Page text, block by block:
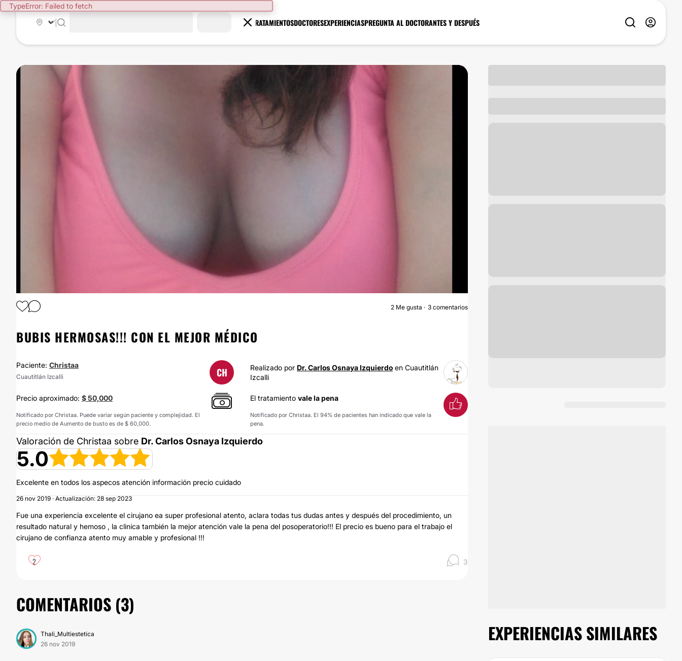
TypeError: Failed to fetch
TRATAMIENTOSDOCTORESEXPERIENCIASPREGUNTA AL DOCTORANTES Y DESPUÉS
AUMENTO DE BUSTO
2 Me gusta 3 comentarios
BUBIS HERMOSAS!!! CON EL MEJOR MÉDICO
Paciente: Christaa
Cuautitlán Izcalli CH Realizado por Dr. Carlos Osnaya Izquierdo en Cuautitlán
Izcalli
Precio aproximado: $ 50,000
Notificado por Christaa. Puede variar según paciente y complejidad. El
precio medio de Aumento de busto es de $ 60,000.
El tratamiento vale la pena
Notificado por Christaa. El 94% de pacientes han indicado que vale la
pena.
Valoración de Christaa sobre Dr. Carlos Osnaya Izquierdo
5.0
Excelente en todos los aspecos atención información precio cuidado
26 nov 2019 · Actualización: 28 sep 2023
Fue una experiencia excelente el cirujano ea super profesional atento, aclara todas tus dudas antes y después del procedimiento, un
resultado natural y hemoso , la clinica también la mejor atención vale la pena del posoperatorio!!! El precio es bueno para el trabajo el
cirujano de confianza atento muy amable y profesional !!!
2 3
COMENTARIOS (3)
Thali_Multiestetica
26 nov 2019
EXPERIENCIAS SIMILARES